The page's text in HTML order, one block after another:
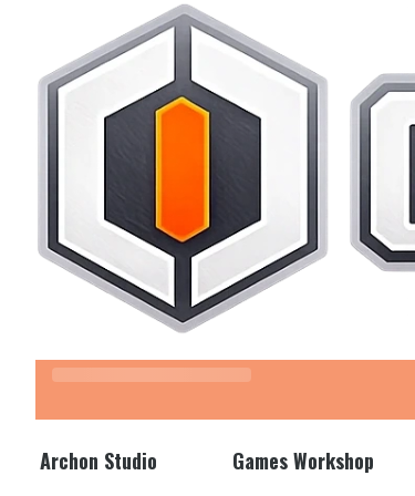
Z kodem "LATO" wpisanym w koszyku otrzymasz 3% rabatu.
Archon Studio Games Workshop